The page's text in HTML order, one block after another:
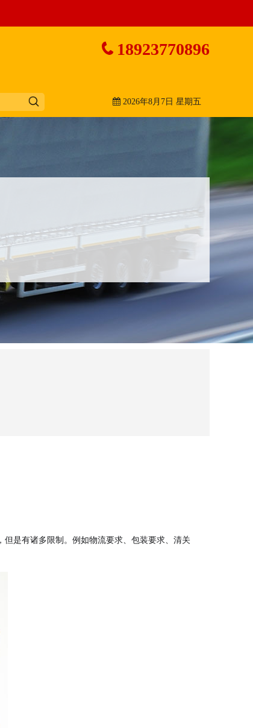
18923770896
2026年8月7日 星期五
是有诸多限制。例如物流要求、包装要求、清关